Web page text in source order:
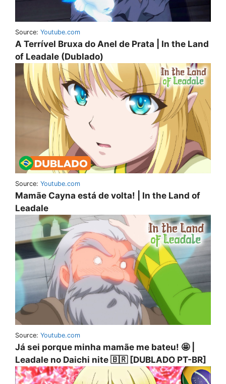
Source: Youtube.com
A Terrível Bruxa do Anel de Prata | In the Land
of Leadale (Dublado)
Source: Youtube.com
Mamãe Cayna está de volta! | In the Land of
Leadale
Source: Youtube.com
Já sei porque minha mamãe me bateu! 🤩 |
Leadale no Daichi nite 🇧🇷 [DUBLADO PT-BR]